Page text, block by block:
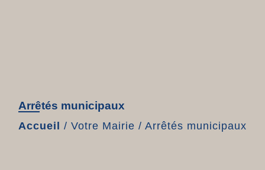
Arrêtés municipaux
Accueil / Votre Mairie / Arrêtés municipaux